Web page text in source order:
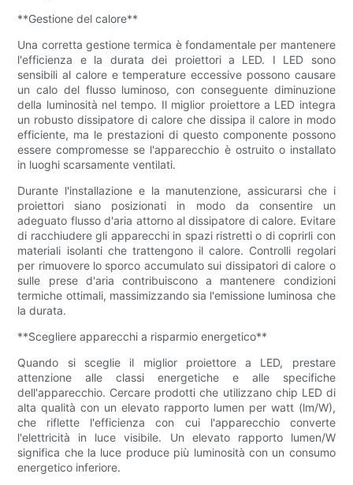
**Gestione del calore**
Una corretta gestione termica è fondamentale per mantenere
l'efficienza e la durata dei proiettori a LED. I LED sono
sensibili al calore e temperature eccessive possono causare
un calo del flusso luminoso, con conseguente diminuzione
della luminosità nel tempo. Il miglior proiettore a LED integra
un robusto dissipatore di calore che dissipa il calore in modo
efficiente, ma le prestazioni di questo componente possono
essere compromesse se l'apparecchio è ostruito o installato
in luoghi scarsamente ventilati.
Durante l'installazione e la manutenzione, assicurarsi che i
proiettori siano posizionati in modo da consentire un
adeguato flusso d'aria attorno al dissipatore di calore. Evitare
di racchiudere gli apparecchi in spazi ristretti o di coprirli con
materiali isolanti che trattengono il calore. Controlli regolari
per rimuovere lo sporco accumulato sui dissipatori di calore o
sulle prese d'aria contribuiscono a mantenere condizioni
termiche ottimali, massimizzando sia l'emissione luminosa che
la durata.
**Scegliere apparecchi a risparmio energetico**
Quando si sceglie il miglior proiettore a LED, prestare
attenzione alle classi energetiche e alle specifiche
dell'apparecchio. Cercare prodotti che utilizzano chip LED di
alta qualità con un elevato rapporto lumen per watt (lm/W),
che riflette l'efficienza con cui l'apparecchio converte
l'elettricità in luce visibile. Un elevato rapporto lumen/W
significa che la luce produce più luminosità con un consumo
energetico inferiore.